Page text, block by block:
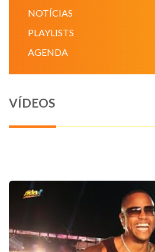
NOTÍCIAS
PLAYLISTS
AGENDA
VÍDEOS